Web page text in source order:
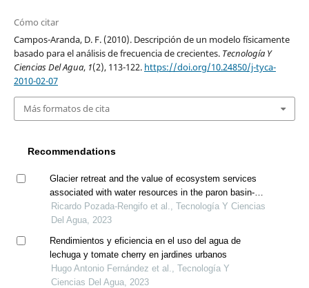
Cómo citar
Campos-Aranda, D. F. (2010). Descripción de un modelo físicamente
basado para el análisis de frecuencia de crecientes. Tecnología Y
Ciencias Del Agua, 1(2), 113-122. https://doi.org/10.24850/j-tyca-
2010-02-07
Más formatos de cita
Recommendations
Glacier retreat and the value of ecosystem services
associated with water resources in the paron basin-
huascaran national park (cordillera blanca), 2009-2018
Ricardo Pozada-Rengifo et al., Tecnología Y Ciencias
Del Agua, 2023
Rendimientos y eficiencia en el uso del agua de
lechuga y tomate cherry en jardines urbanos
Hugo Antonio Fernández et al., Tecnología Y
Ciencias Del Agua, 2023